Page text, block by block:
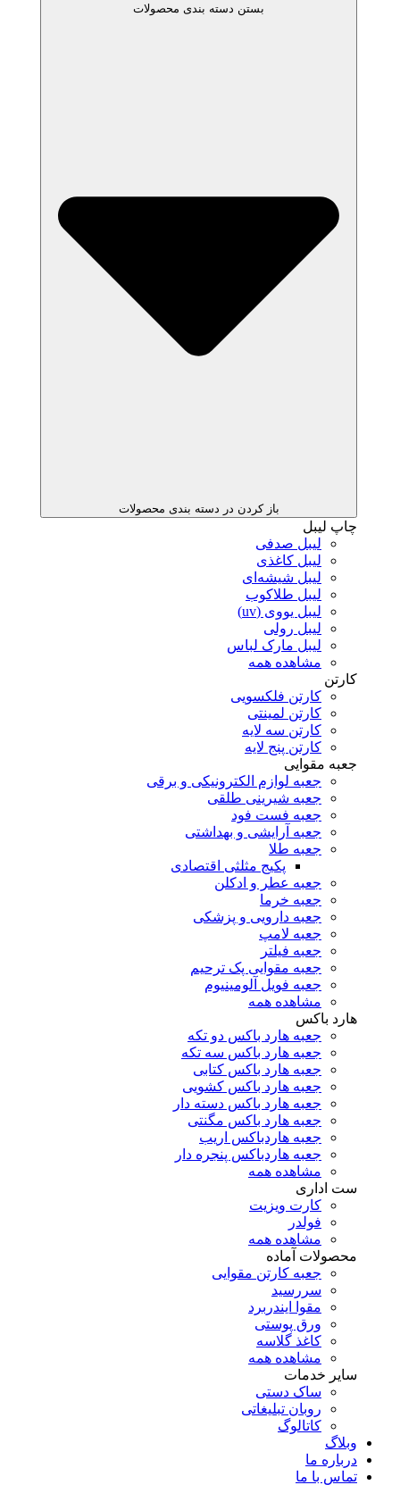
بستن دسته بندی محصولات
باز کردن در دسته بندی محصولات
چاپ لیبل
لیبل صدفی
لیبل کاغذی
لیبل شیشه‌ای
لیبل طلاکوب
لیبل یووی (uv)
لیبل رولی
لیبل مارک لباس
مشاهده همه
کارتن
کارتن فلکسویی
کارتن لمینتی
کارتن سه لایه
کارتن پنج لایه
جعبه مقوایی
جعبه لوازم الکترونیکی و برقی
جعبه شیرینی طلقی
جعبه فست فود
جعبه آرایشی و بهداشتی
جعبه طلا
پکیج مثلثی اقتصادی
جعبه عطر و ادکلن
جعبه خرما
جعبه دارویی و پزشکی
جعبه لامپ
جعبه فیلتر
جعبه مقوایی پک ترحیم
جعبه فویل آلومینیوم
مشاهده همه
هارد باکس
جعبه هارد باکس دو تکه
جعبه هارد باکس سه تکه
جعبه هارد باکس کتابی
جعبه هارد باکس کشویی
جعبه هارد باکس دسته دار
جعبه هارد باکس مگنتی
جعبه هاردباکس اریب
جعبه هاردباکس پنجره دار
مشاهده همه
ست اداری
کارت ویزیت
فولدر
مشاهده همه
محصولات آماده
جعبه کارتن مقوایی
سررسید
مقوا ایندربرد
ورق پوستی
کاغذ گلاسه
مشاهده همه
سایر خدمات
ساک دستی
روبان تبلیغاتی
کاتالوگ
وبلاگ
درباره ما
تماس با ما